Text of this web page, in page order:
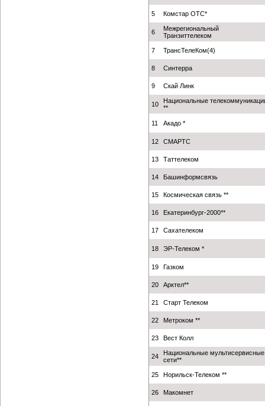
5 Комстар ОТС*
6
Межрегиональный
Транзиттелеком
7 ТрансТелеКом(4)
8 Синтерра
9 Скай Линк
10
Национальные
**
11 Акадо *
12 СМАРТС
13 Таттелеком
14 Башинформсвязь
15 Космическая связь **
16 Екатеринбург-2000**
17 Сахателеком
18 ЭР-Телеком *
19 Газком
20 Арктел**
21 Старт Телеком
22 Метроком **
23 Вест Колл
24
Национальные мультисервисные
сети**
25 Норильск-Телеком **
26 Макомнет